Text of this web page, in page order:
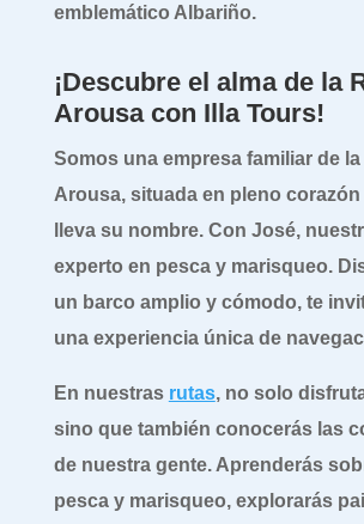
emblemático Albariño.
¡Descubre el alma de la
Arousa con Illa Tours!
Somos una empresa familiar de la
Arousa, situada en pleno corazón
lleva su nombre. Con José,
experto en pesca y marisqueo.
un barco amplio y cómodo, te
una experiencia única de
En nuestras rutas, no solo
sino que también conocerás las
de nuestra gente. Aprenderás
pesca y marisqueo, explorarás